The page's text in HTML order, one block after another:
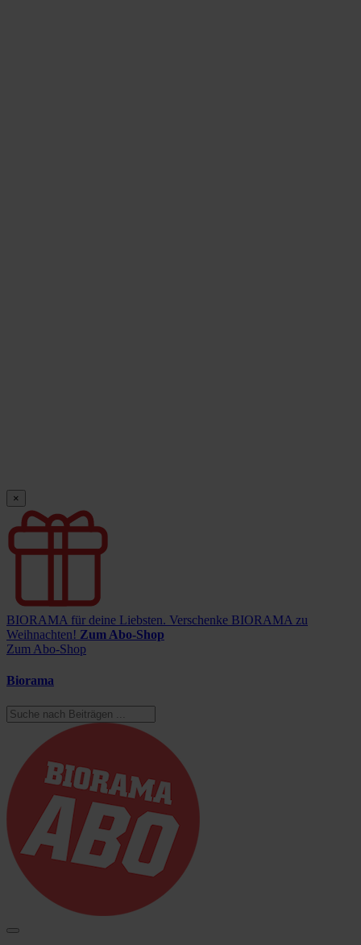
×
BIORAMA für deine Liebsten. Verschenke BIORAMA zu
Weihnachten! Zum Abo-Shop
Zum Abo-Shop
Biorama